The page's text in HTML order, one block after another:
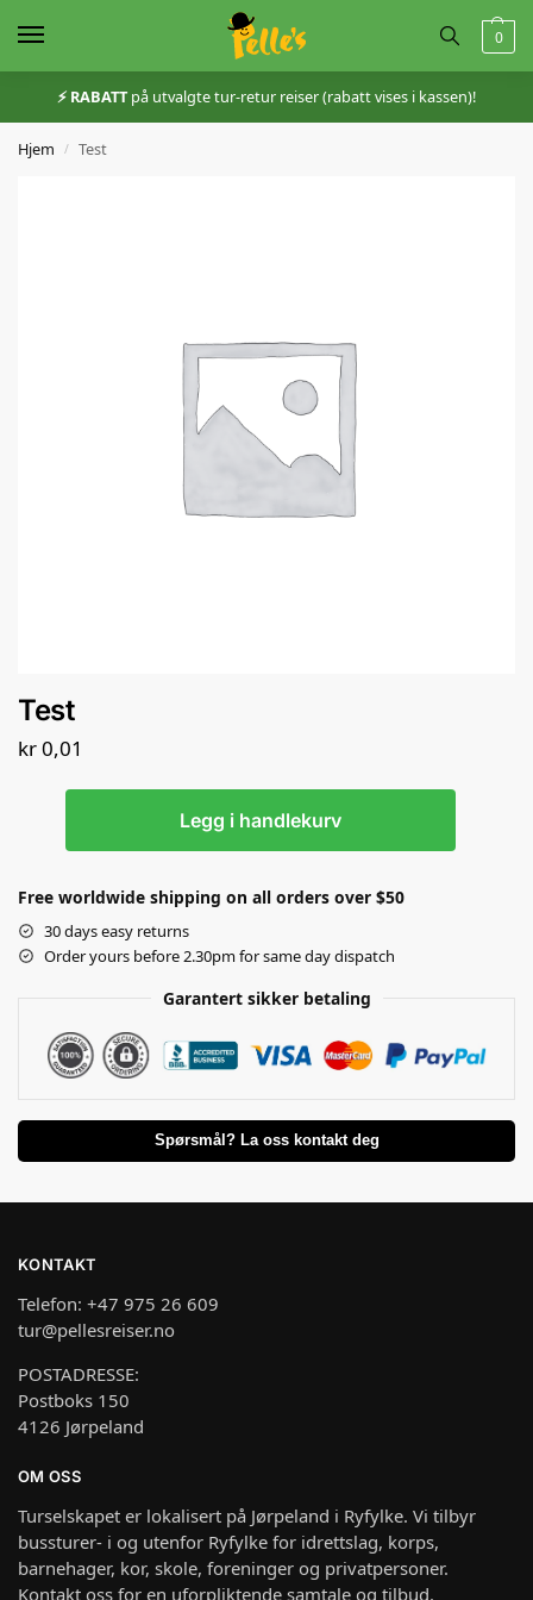
0
⚡️ RABATTpå utvalgte tur-retur reiser (rabatt vises i kassen)!
Hjem / Test
Test
kr0,01
Legg i handlekurv
Free worldwide shipping on all orders over $50
30 days easy returns
Order yours before 2.30pm for same day dispatch
Garantert sikker betaling
Spørsmål? La oss kontakt deg
KONTAKT
Telefon: +47 975 26 609
tur@pellesreiser.no
POSTADRESSE:
Postboks 150
4126 Jørpeland
OM OSS
Turselskapet er lokalisert på Jørpeland i Ryfylke. Vi tilbyr
bussturer- i og utenfor Ryfylke for idrettslag, korps,
barnehager, kor, skole, foreninger og privatpersoner.
Kontakt oss for en uforpliktende samtale og tilbud.